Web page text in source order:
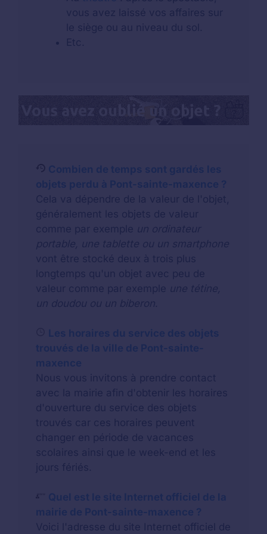
vous avez laissé vos affaires sur
le siège ou au niveau du sol.
Etc.
Combien de temps sont gardés les
objets perdu à Pont-sainte-maxence ?
Cela va dépendre de la valeur de l'objet,
généralement les objets de valeur
comme par exemple un ordinateur
portable, une tablette ou un smartphone
vont être stocké deux à trois plus
longtemps qu'un objet avec peu de
valeur comme par exemple une tétine,
un doudou ou un biberon.
Les horaires du service des objets
trouvés de la ville de Pont-sainte-
maxence
Nous vous invitons à prendre contact
avec la mairie afin d'obtenir les horaires
d'ouverture du service des objets
trouvés car ces horaires peuvent
changer en période de vacances
scolaires ainsi que le week-end et les
jours fériés.
Quel est le site Internet officiel de la
mairie de Pont-sainte-maxence ?
Voici l'adresse du site Internet officiel de